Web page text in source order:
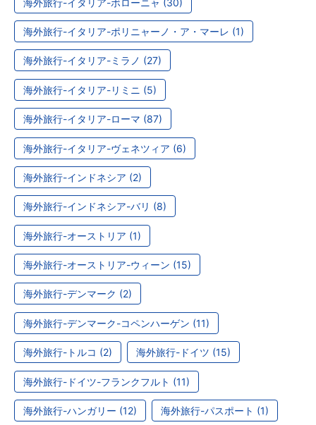
海外旅行-イタリア-ポリニャーノ・ア・マーレ (1)
海外旅行-イタリア-ミラノ (27)
海外旅行-イタリア-リミニ (5)
海外旅行-イタリア-ローマ (87)
海外旅行-イタリア-ヴェネツィア (6)
海外旅行-インドネシア (2)
海外旅行-インドネシア-バリ (8)
海外旅行-オーストリア (1)
海外旅行-オーストリア-ウィーン (15)
海外旅行-デンマーク (2)
海外旅行-デンマーク-コペンハーゲン (11)
海外旅行-トルコ (2) 海外旅行-ドイツ (15)
海外旅行-ドイツ-フランクフルト (11)
海外旅行-ハンガリー (12) 海外旅行-パスポート (1)